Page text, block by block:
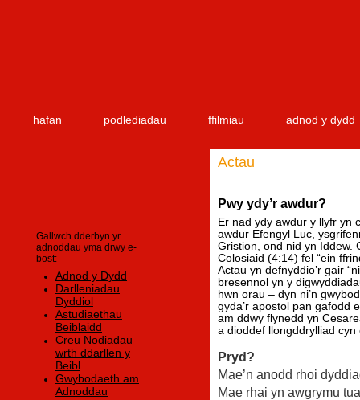
hafan podlediadau ffilmiau adnod y dydd
Gallwch dderbyn yr
adnoddau yma drwy e-
bost:
Adnod y Dydd
Darlleniadau
Dyddiol
Astudiaethau
Beiblaidd
Creu Nodiadau
wrth ddarllen y
Beibl
Gwybodaeth am
Adnoddau
Actau
Pwy ydy’r awdur?
Er nad ydy awdur y llyfr yn
awdur Efengyl Luc,
Gristion, ond nid yn Iddew.
Colosiaid (4:14) fel “ein
Actau yn defnyddio’r gair
bresennol yn y
hwn orau – dyn ni’n
gyda’r apostol pan gafodd
am ddwy flynedd yn
a dioddef llongddrylliad
Pryd?
Mae’n anodd rhoi
Mae rhai yn awgrymu